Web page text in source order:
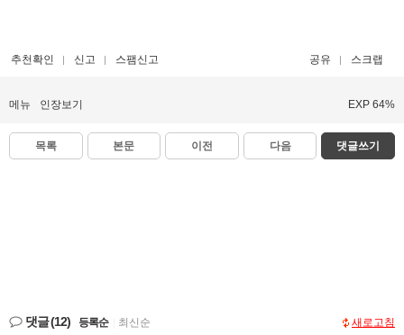
추천확인 신고 스팸신고 공유 스크랩
메뉴 인장보기 EXP 64%
목록 본문 이전 다음 댓글쓰기
댓글(12) 등록순 최신순 새로고침